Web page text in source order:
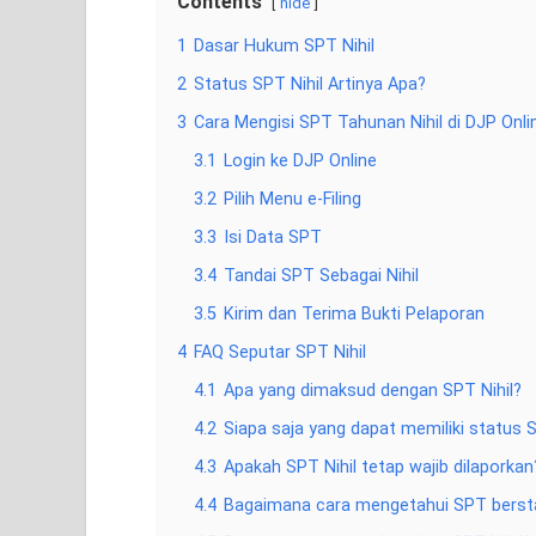
1
Dasar Hukum SPT Nihil
2 Status SPT Nihil Artinya Apa?
3 Cara Mengisi SPT Tahunan Nihil di DJP
3.1
Login ke DJP Online
3.2 Pilih Menu e-Filing
3.3
Isi Data SPT
3.4 Tandai SPT Sebagai Nihil
3.5 Kirim dan Terima Bukti Pelaporan
4 FAQ Seputar SPT Nihil
4.1 Apa yang dimaksud dengan SPT Nihil?
4.2 Siapa saja yang dapat memiliki status
4.3 Apakah SPT Nihil tetap wajib
4.4 Bagaimana cara mengetahui SPT